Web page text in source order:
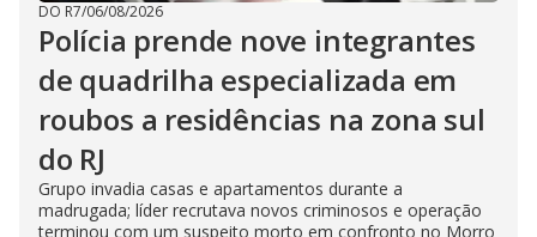
DO R7/06/08/2026
Polícia prende nove integrantes
de quadrilha especializada em
roubos a residências na zona sul
do RJ
Grupo invadia casas e apartamentos durante a
madrugada; líder recrutava novos criminosos e operação
terminou com um suspeito morto em confronto no Morro